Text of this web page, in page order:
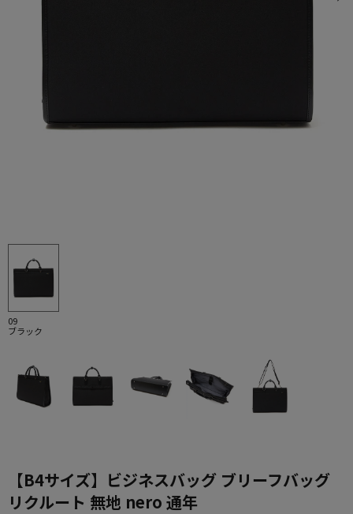
09
ブラック
【B4サイズ】ビジネスバッグ ブリーフバッグ
リクルート 無地 nero 通年